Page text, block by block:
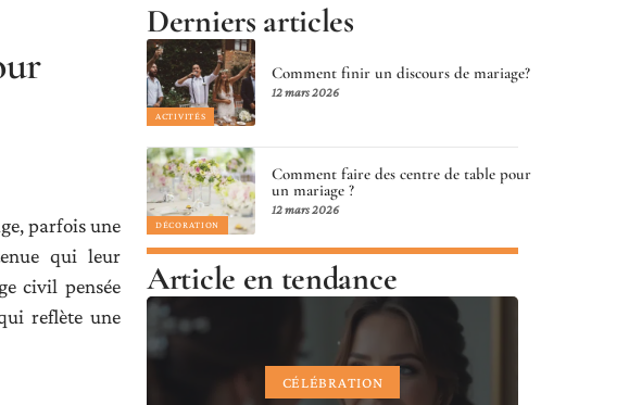
parfois une
qui leur
civil pensée
reflète une
Derniers articles
ACTIVITÉS
Comment finir un discours de mariage?
12 mars 2026
DÉCORATION
Comment faire des centre de table pour
un mariage ?
12 mars 2026
Article en tendance
CÉLÉBRATION